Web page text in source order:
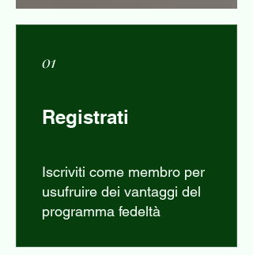
01
Registrati
Iscriviti come membro per
usufruire dei vantaggi del
programma fedeltà